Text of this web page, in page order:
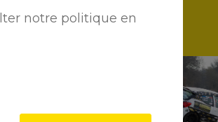
notre politique en
LES ACTUALITÉS RÉCENTES